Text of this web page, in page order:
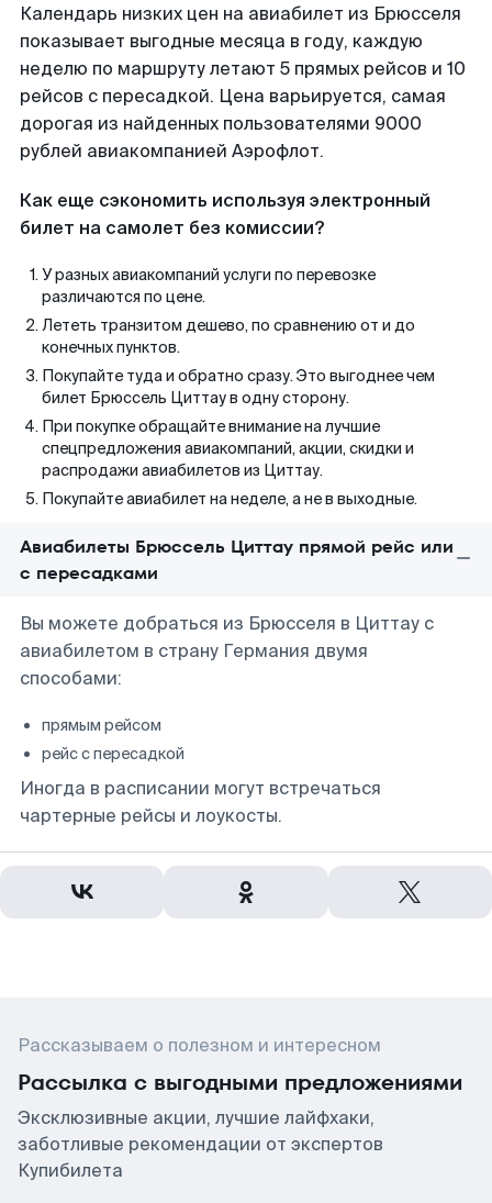
Календарь низких цен на авиабилет из Брюсселя
показывает выгодные месяца в году, каждую
неделю по маршруту летают 5 прямых рейсов и 10
рейсов с пересадкой. Цена варьируется, самая
дорогая из найденных пользователями 9000
рублей авиакомпанией Аэрофлот.
Как еще сэкономить используя электронный
билет на самолет без комиссии?
У разных авиакомпаний услуги по перевозке
различаются по цене.
Лететь транзитом дешево, по сравнению от и до
конечных пунктов.
Покупайте туда и обратно сразу. Это выгоднее чем
билет Брюссель Циттау в одну сторону.
При покупке обращайте внимание на лучшие
спецпредложения авиакомпаний, акции, скидки и
распродажи авиабилетов из Циттау.
Покупайте авиабилет на неделе, а не в выходные.
Авиабилеты Брюссель Циттау прямой рейс или
с пересадками
Вы можете добраться из Брюсселя в Циттау с
авиабилетом в страну Германия двумя
способами:
прямым рейсом
рейс с пересадкой
Иногда в расписании могут встречаться
чартерные рейсы и лоукосты.
Рассказываем о полезном и интересном
Рассылка с выгодными предложениями
Эксклюзивные акции, лучшие лайфхаки,
заботливые рекомендации от экспертов
Купибилета